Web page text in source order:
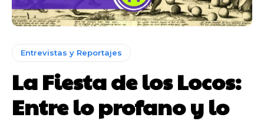
Entrevistas y Reportajes
La Fiesta de los Locos:
Entre lo profano y lo